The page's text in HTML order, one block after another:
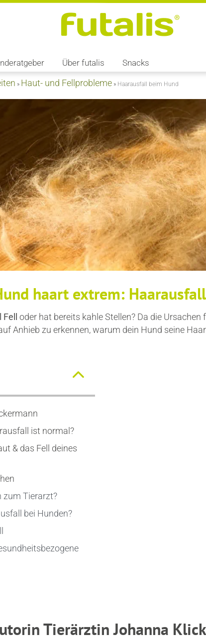
Über futalis Snacks
» Haut- und Fellprobleme » Haarausfall beim Hund
haart extrem:
oder hat bereits kahle Stellen? Da die Ursachen
Anhieb zu erkennen, warum dein Hund seine
ist normal?
& das Fell deines
zum Tierarzt?
bei Hunden?
Tierärztin Johanna